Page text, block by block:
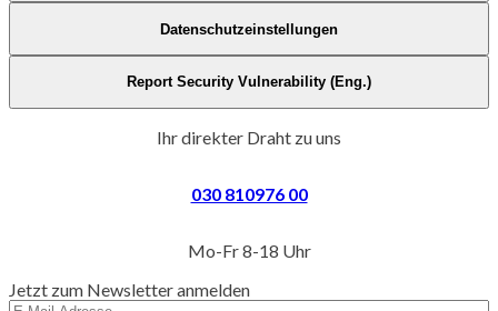
Datenschutzeinstellungen
Report Security Vulnerability (Eng.)
Ihr direkter Draht zu uns
030 810976 00
Mo-Fr 8-18 Uhr
Jetzt zum Newsletter anmelden